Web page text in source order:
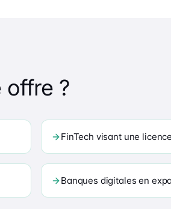
offre ?
FinTech visant une
Banques digitales en